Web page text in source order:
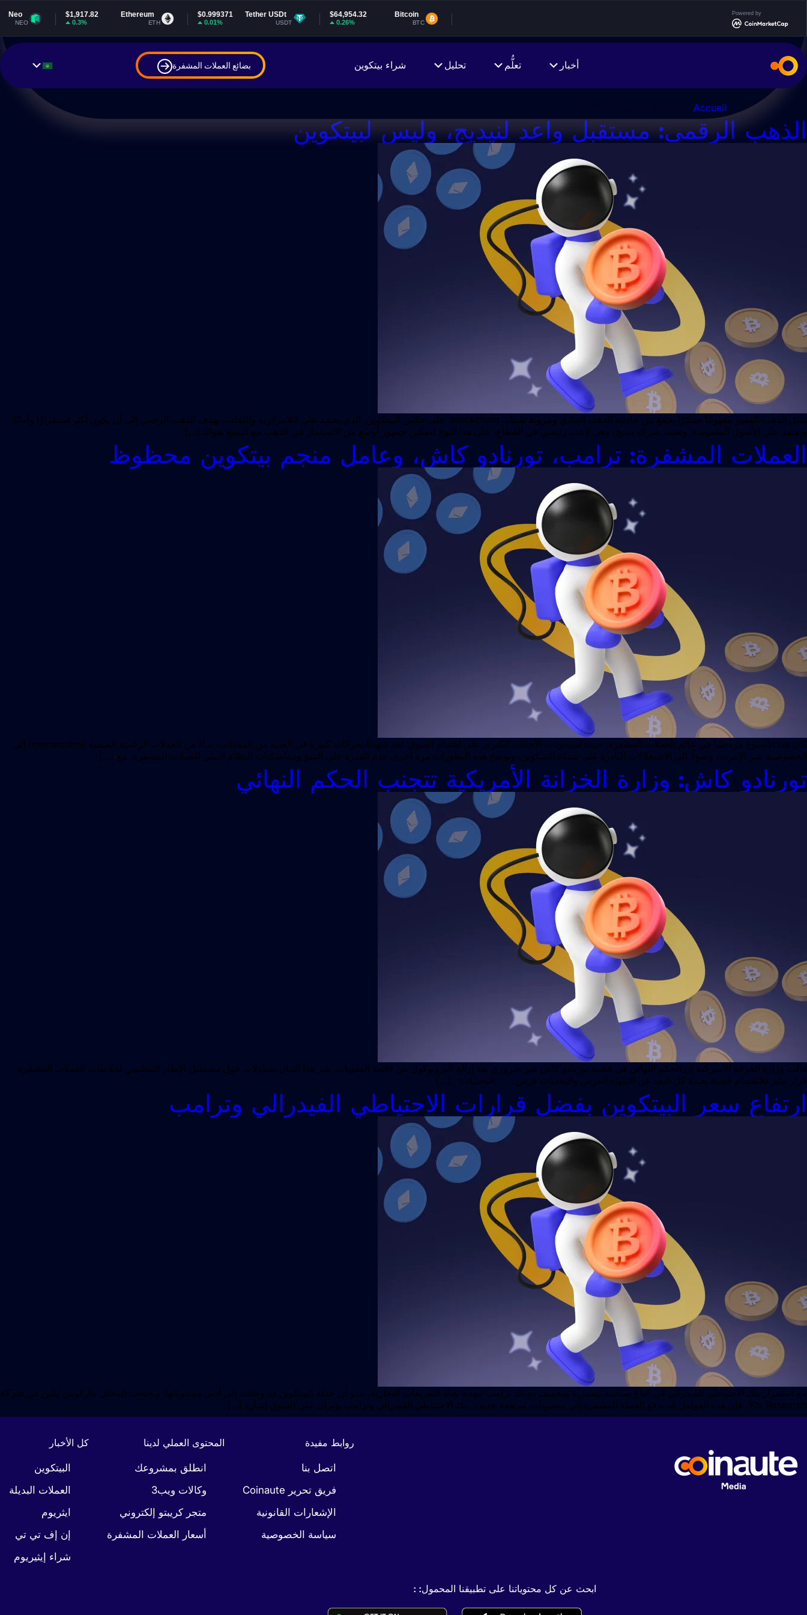
Powered by
Bitcoin
$64,954.32
0.26%
Tether USDt
$0.999371
0.01%
Ethereum
$1,917.82
0.3%
أخبار تعلُّم تحليل شراء بيتكوين بضائع العملات المشفرة
Accueil
الذهب الرقمي: مستقبل واعد لنيديج، وليس لبيتكوين
يمثل الذهب المميز مفهومًا مبتكرًا يجمع بين جاذبية الذهب المادي ومرونة تقنيات blockchain. على عكس البيتكوين، الذي يعتمد على اللامركزية والتقلب، يهدف الذهب الرقمي إلى أن يكون أكثر استقرارًا وأمانًا،
ويعتمد على الأصول الملموسة. وتعتمد شركة نيديج، وهي لاعب رئيسي في القطاع، على هذا النهج لتمكين جمهور أوسع من الاستثمار في الذهب مع التمتع بفوائد […]
العملات المشفرة: ترامب، تورنادو كاش، وعامل منجم بيتكوين محظوظ
كان هذا الأسبوع مزدحمًا في عالم العملات المشفرة، حيث استحوذت الأحداث الكبرى على اهتمام السوق. لقد شهدنا تحركات كبيرة في العديد من المجالات، بدءًا من العملات الرقمية الميمية (memecoins) إلى
الخصوصية عبر الإنترنت وصولًا إلى الاستغلالات النادرة على شبكة البيتكوين. وتوضح هذه التطورات مرة أخرى عدم القدرة على التنبؤ وديناميكيات النظام البيئي للعملات المشفرة، مع […]
تورنادو كاش: وزارة الخزانة الأمريكية تتجنب الحكم النهائي
قالت وزارة الخزانة الأميركية إن الحكم النهائي في قضية تورنادو كاش غير ضروري بعد إزالة البروتوكول من قائمة العقوبات. يثير هذا البيان تساؤلات حول مستقبل الإطار التنظيمي لخلاطات العملات المشفرة.
قرار مثير للانقسام قضية بعيدة كل البعد عن الانتهاء الفرص والتحديات فرص : التحديات: […]
ارتفاع سعر البيتكوين بفضل قرارات الاحتياطي الفيدرالي وترامب
مع استمرار بنك الاحتياطي الفيدرالي في اتباع سياسة تيسيرية وتخفيف دونالد ترامب لنهجه تجاه التعريفات التجارية، يبدو أن عملة البيتكوين قد وصلت إلى أدنى مستوياتها. وبحسب المحلل ماركوس ثيلين من شركة
10x Research، فإن هذه العوامل قد تدفع العملة المشفرة إلى مستويات مرتفعة جديدة. بنك الاحتياطي الفيدرالي وترامب يؤثران على السوق إشارة […]
كل الأخبار
البيتكوين
العملات البديلة
ايثريوم
إن إف تي تي
شراء إيثيريوم
المحتوى العملي لدينا
انطلق بمشروعك
وكالات ويب3
متجر كريبتو إلكتروني
أسعار العملات المشفرة
روابط مفيدة
اتصل بنا
فريق تحرير Coinaute
الإشعارات القانونية
سياسة الخصوصية
ابحث عن كل محتوياتنا على تطبيقنا المحمول: :